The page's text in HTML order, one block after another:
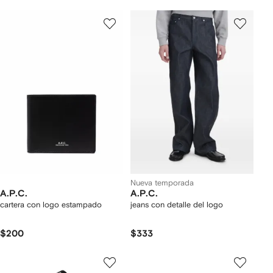
A.P.C.
cartera con logo estampado
$200
Nueva temporada
A.P.C.
jeans con detalle del logo
$333